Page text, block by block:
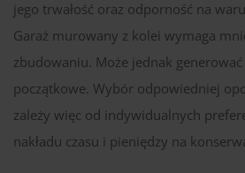
jego trwałość oraz odporność na
Garaż murowany z kolei wymaga
zbudowaniu. Może jednak
początkowe. Wybór odpowiedniej
zależy więc od indywidualnych
nakładu czasu i pieniędzy na